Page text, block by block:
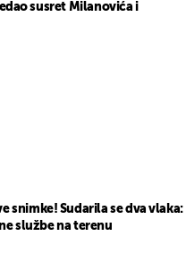
susret Milanovića i
snimke! Sudarila se dva vlaka:
službe na terenu